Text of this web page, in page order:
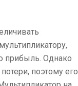
прибыль. Однако
поэтому его